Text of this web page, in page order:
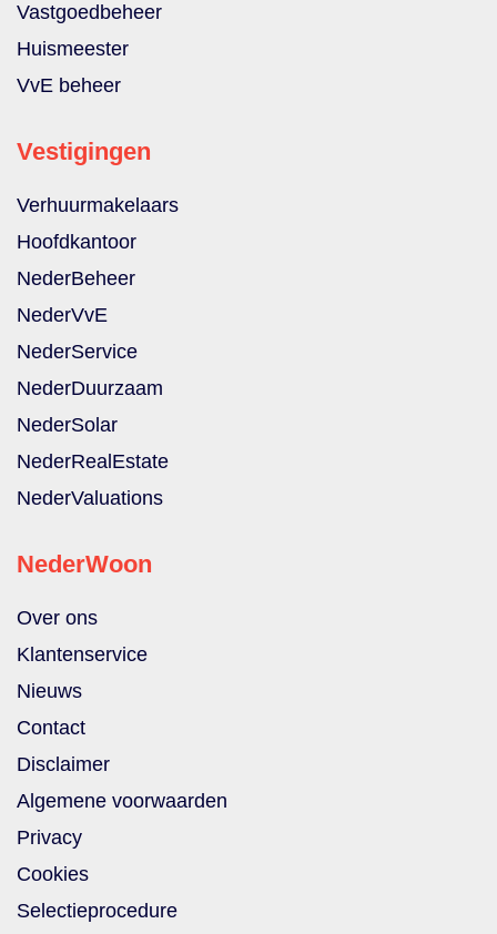
Vastgoedbeheer
Huismeester
VvE beheer
Vestigingen
Verhuurmakelaars
Hoofdkantoor
NederBeheer
NederVvE
NederService
NederDuurzaam
NederSolar
NederRealEstate
NederValuations
NederWoon
Over ons
Klantenservice
Nieuws
Contact
Disclaimer
Algemene voorwaarden
Privacy
Cookies
Selectieprocedure